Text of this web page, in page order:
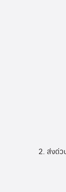
2. ส่งด่ว